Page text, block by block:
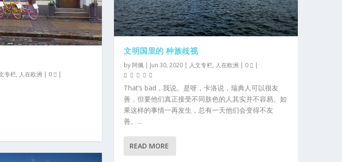
专栏, 人在欧洲 | 0 |
文明国里的 种族歧视
by阿佩 | Jun 30, 2020 | 人文专栏, 人在欧洲 | 0 |
That’s bad，我说。是呀，卡洛说，瑞典人可以很友
善，但要他们真正接受不同肤色的人其实并不容易。如
果这样的事情一再发生，总有一天他们会变得不友
善。...
READ MORE